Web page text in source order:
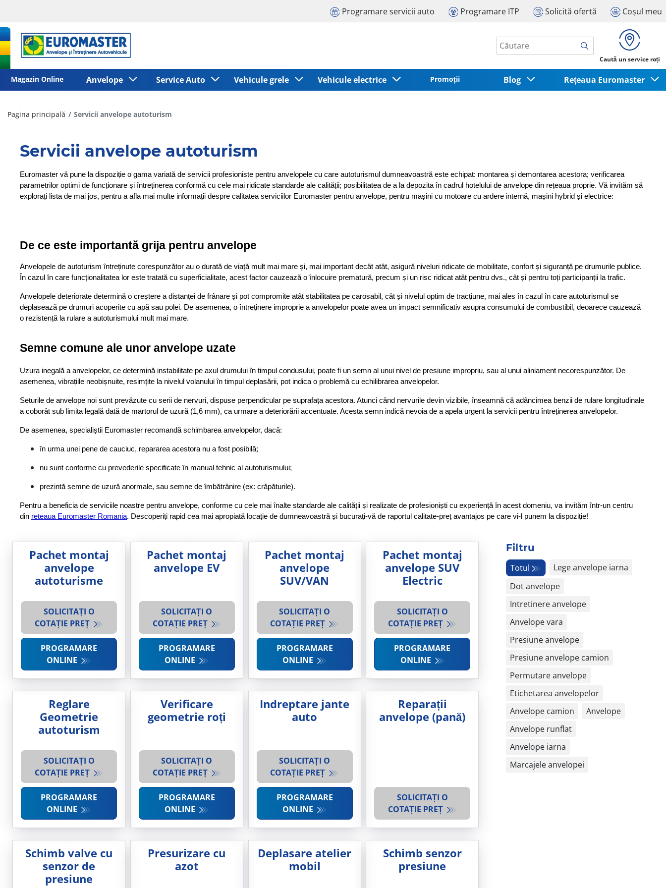
Programare servicii auto Programare ITP Solicită ofertă Coșul meu
Caută un service roți
Magazin Online Anvelope Service Auto Vehicule grele Vehicule electrice Promoții Blog Rețeaua Euromaster
Pagina principală Servicii anvelope autoturism
Servicii anvelope autoturism
Euromaster vă pune la dispoziție o gama variată de servicii profesioniste pentru anvelopele cu care autoturismul dumneavoastră este echipat: montarea și demontarea acestora; verificarea
parametrilor optimi de funcționare și întreținerea conformă cu cele mai ridicate standarde ale calității; posibilitatea de a la depozita în cadrul hotelului de anvelope din rețeaua proprie. Vă invităm să
explorați lista de mai jos, pentru a afla mai multe informații despre calitatea serviciilor Euromaster pentru anvelope, pentru mașini cu motoare cu ardere internă, mașini hybrid și electrice:
De ce este importantă grija pentru anvelope
Anvelopele de autoturism întreținute corespunzător au o durată de viață mult mai mare și, mai important decât atât, asigură niveluri ridicate de mobilitate, confort și siguranță pe drumurile publice.
În cazul în care funcționalitatea lor este tratată cu superficialitate, acest factor cauzează o înlocuire prematură, precum și un risc ridicat atât pentru dvs., cât și pentru toți participanții la trafic.
Anvelopele deteriorate determină o creștere a distanței de frânare și pot compromite atât stabilitatea pe carosabil, cât și nivelul optim de tracțiune, mai ales în cazul în care autoturismul se
deplasează pe drumuri acoperite cu apă sau polei. De asemenea, o întreținere improprie a anvelopelor poate avea un impact semnificativ asupra consumului de combustibil, deoarece cauzează
o rezistență la rulare a autoturismului mult mai mare.
Semne comune ale unor anvelope uzate
Uzura inegală a anvelopelor, ce determină instabilitate pe axul drumului în timpul condusului, poate fi un semn al unui nivel de presiune impropriu, sau al unui aliniament necorespunzător. De
asemenea, vibrațiile neobișnuite, resimțite la nivelul volanului în timpul deplasării, pot indica o problemă cu echilibrarea anvelopelor.
Seturile de anvelope noi sunt prevăzute cu serii de nervuri, dispuse perpendicular pe suprafața acestora. Atunci când nervurile devin vizibile, înseamnă că adâncimea benzii de rulare longitudinale
a coborât sub limita legală dată de martorul de uzură (1,6 mm), ca urmare a deteriorării accentuate. Acesta semn indică nevoia de a apela urgent la servicii pentru întreținerea anvelopelor.
De asemenea, specialiștii Euromaster recomandă schimbarea anvelopelor, dacă:
în urma unei pene de cauciuc, repararea acestora nu a fost posibilă;
nu sunt conforme cu prevederile specificate în manual tehnic al autoturismului;
prezintă semne de uzură anormale, sau semne de îmbătrânire (ex: crăpăturile).
Pentru a beneficia de serviciile noastre pentru anvelope, conforme cu cele mai înalte standarde ale calității și realizate de profesioniști cu experiență în acest domeniu, va invităm într-un centru
din reteaua Euromaster Romania. Descoperiți rapid cea mai apropiată locație de dumneavoastră și bucurați-vă de raportul calitate-preț avantajos pe care vi-l punem la dispoziție!
Filtru
Totul
Lege anvelope iarna
Dot anvelope
Intretinere anvelope
Anvelope vara
Presiune anvelope
Presiune anvelope camion
Permutare anvelope
Etichetarea anvelopelor
Anvelope camion
Anvelope
Anvelope runflat
Anvelope iarna
Marcajele anvelopei
Pachet montaj
anvelope
autoturisme
SOLICITAȚI O
COTAȚIE PREȚ
PROGRAMARE
ONLINE
Pachet montaj
anvelope EV
SOLICITAȚI O
COTAȚIE PREȚ
PROGRAMARE
ONLINE
Pachet montaj
anvelope
SUV/VAN
SOLICITAȚI O
COTAȚIE PREȚ
PROGRAMARE
ONLINE
Pachet montaj
anvelope SUV
Electric
SOLICITAȚI O
COTAȚIE PREȚ
PROGRAMARE
ONLINE
Reglare
Geometrie
autoturism
SOLICITAȚI O
COTAȚIE PREȚ
PROGRAMARE
ONLINE
Verificare
geometrie roți
SOLICITAȚI O
COTAȚIE PREȚ
PROGRAMARE
ONLINE
Indreptare jante
auto
SOLICITAȚI O
COTAȚIE PREȚ
PROGRAMARE
ONLINE
Reparații
anvelope (pană)
SOLICITAȚI O
COTAȚIE PREȚ
Schimb valve cu
senzor de
presiune
Presurizare cu
azot
Deplasare atelier
mobil
Schimb senzor
presiune